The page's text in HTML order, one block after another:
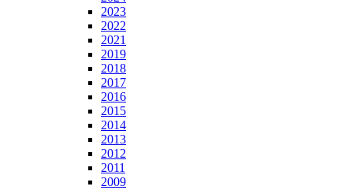
2023
2022
2021
2019
2018
2017
2016
2015
2014
2013
2012
2011
2009